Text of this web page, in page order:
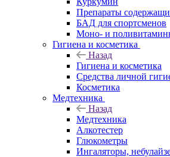
Препараты
БАД для спортсменов
Моно- и
Гигиена и косметика
Назад
Гигиена и косметика
Средства личной
Косметика
Медтехника
Назад
Медтехника
Алкотестер
Глюкометры
Ингаляторы,